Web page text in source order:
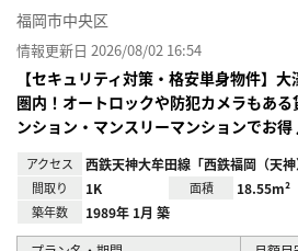
福岡市中央区
情報更新日 2026/08/02 16:54
【セキュリティ対策・格安単身物件】
圏内！オートロックや防犯カメラもあ
ンション・マンスリーマンションでお
アクセス 西鉄天神大牟田線「西鉄福岡（天神
間取り 1K 面積 18.55m²
築年数 1989年 1月 築